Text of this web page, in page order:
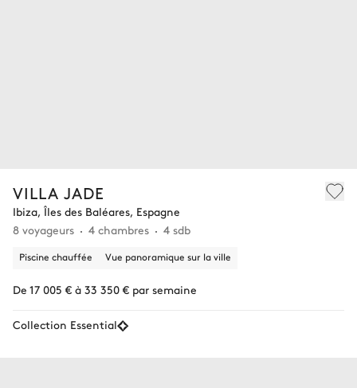
VILLA JADE
Ibiza, Îles des Baléares, Espagne
8 voyageurs
4 chambres 4 sdb
Piscine chauffée Vue panoramique sur la ville
De 17 005 € à 33 350 € par semaine
Collection Essential